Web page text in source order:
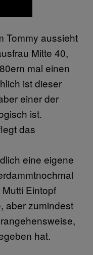
Tommy aussieht
Mitte 40,
mal einen
ist dieser
einer der
ist.
das
eine eigene
Eintopf
aber zumindest
hat.